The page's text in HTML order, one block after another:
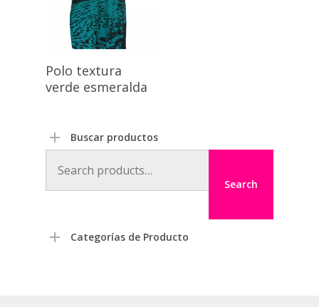
Polo textura
verde esmeralda
Buscar productos
for:
Search
Categorías de Producto